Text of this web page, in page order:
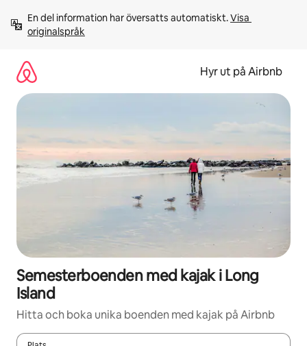
innehåll
En del information har översatts automatiskt. Visa
originalspråk
Hyr ut på Airbnb
Semesterboenden med kajak i Long
Island
Hitta och boka unika boenden med kajak på Airbnb